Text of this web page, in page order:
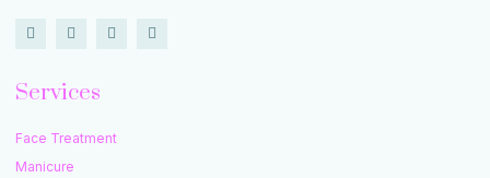
Services
Face Treatment
Manicure